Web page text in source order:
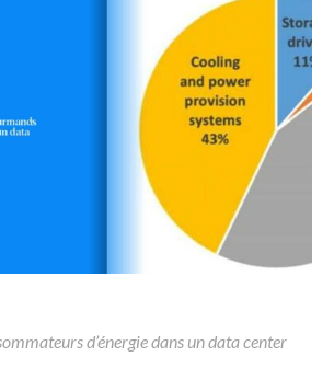
d’énergie dans un data center